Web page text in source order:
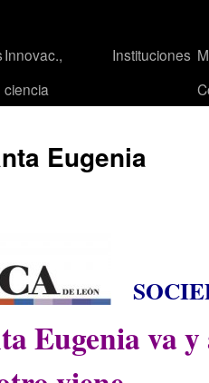
Innovac.,
ciencia
Instituciones
Eugenia
Eugenia va